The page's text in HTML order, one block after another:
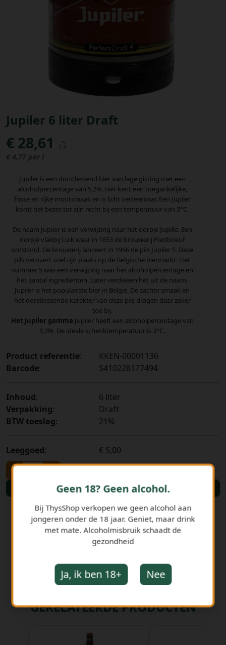
Jupiler 6 liter Draft
€ 28,61
€ 4,77 per l
Jupiler is een dorstlessend bier van lage gisting met een
alcoholpercentage van 5,2%. Het kent een toegankelijke,
frisse en rijke moutsmaak en is licht verteerbaar. Een Jupiler
komt het beste tot zijn recht bij een temperatuur van 3°C.
De naam Jupiler is een verwijzing naar het dorpje Jupille. Een
dorpje vlakbij Luik waar in 1853 de brouwerij Piedboeuf
ontstond. De brouwerij lanceert in 1966 de pils Jupiler 5. Deze
pils verovert snel zijn plaats op de Belgische biermarkt. Het
nummer 5 was een verwijzing naar het alcoholpercentage en
het aantal ingrediënten. Later verdween het uit de naam.
Jupiler is het populairste bier in België. De zachte smaak en
het dorstlessende karakter van deze pils dragen daar zeker
toe bij.
Het Jupiler gamma Jupiler heeft een alcoholpercentage van
5,2%. De ideale schenktemperatuur is 3°C.
Product referentie:
KKEN-00001136
Barcode: 5410228177494
Inhoud:
6 liter
Verpakking:
Draft
BTW toeslag: 21%
Leeggoed: € 5,00
-
Bestellen
GERELATEERDE PRODUCTEN
Geen 18? Geen alcohol.
Bij ThysShop verkopen we geen alcohol aan
jongeren onder de 18 jaar. Geniet, maar drink
met mate. Alcoholmisbruik schaadt de
gezondheid
Ja, ik ben 18+ Nee